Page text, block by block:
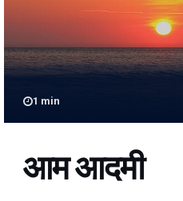
1 min
आम आदमी